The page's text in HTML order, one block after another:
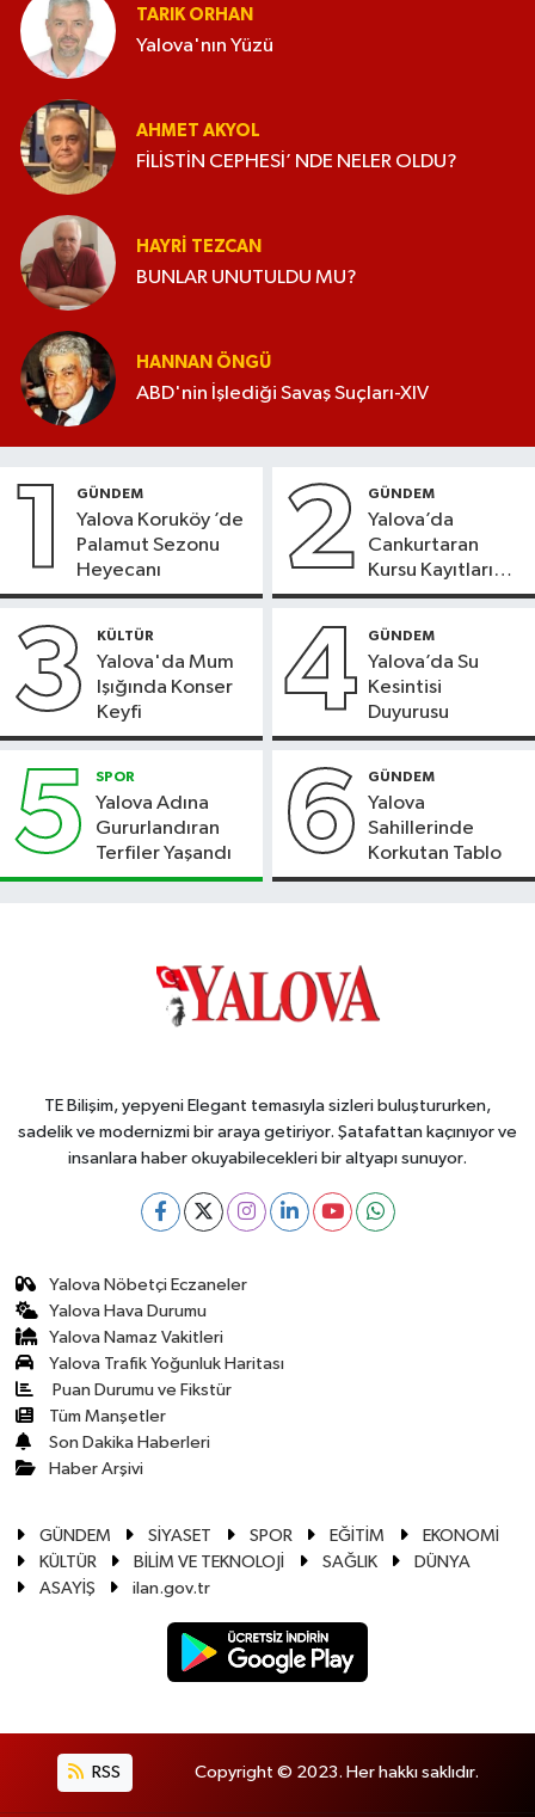
TARIK ORHAN
Yalova'nın Yüzü
AHMET AKYOL
FİLİSTİN CEPHESİ’ NDE NELER OLDU?
HAYRI TEZCAN
BUNLAR UNUTULDU MU?
HANNAN ÖNGÜ
ABD'nin İşlediği Savaş Suçları-XIV
1 GÜNDEM
Yalova Koruköy ’de
Palamut Sezonu
Heyecanı
2 GÜNDEM
Yalova’da
Cankurtaran
Kursu Kayıtları
Başladı
3 KÜLTÜR
Yalova'da Mum
Işığında Konser
Keyfi
4 GÜNDEM
Yalova’da Su
Kesintisi
Duyurusu
5 SPOR
Yalova Adına
Gururlandıran
Terfiler Yaşandı
6 GÜNDEM
Yalova
Sahillerinde
Korkutan Tablo
TE Bilişim, yepyeni Elegant temasıyla sizleri buluştururken,
sadelik ve modernizmi bir araya getiriyor. Şatafattan kaçınıyor ve
insanlara haber okuyabilecekleri bir altyapı sunuyor.
Yalova Nöbetçi Eczaneler
Yalova Hava Durumu
Yalova Namaz Vakitleri
Yalova Trafik Yoğunluk Haritası
Puan Durumu ve Fikstür
Tüm Manşetler
Son Dakika Haberleri
Haber Arşivi
GÜNDEM SİYASET SPOR EĞİTİM
EKONOMİ
KÜLTÜR
BİLİM VE TEKNOLOJİ SAĞLIK
DÜNYA
ASAYİŞ
ilan.gov.tr
RSS Copyright © 2023. Her hakkı saklıdır.